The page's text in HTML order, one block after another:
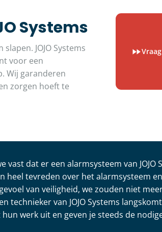
Systems
JOJO Systems
voor een
Wij garanderen
zorgen hoeft te
dat er een alarmsysteem van JOJO
heel tevreden over het alarmsysteem
van veiligheid, we zouden niet
technieker van JOJO Systems
werk uit en geven je steeds de